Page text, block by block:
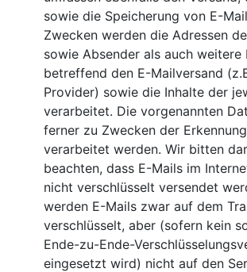
sowie die Speicherung von E-
Zwecken werden die Adressen
sowie Absender als auch weitere
betreffend den E-Mailversand
Provider) sowie die Inhalte der
verarbeitet. Die vorgenannten
ferner zu Zwecken der
verarbeitet werden. Wir bitten
beachten, dass E-Mails im
nicht verschlüsselt versendet
werden E-Mails zwar auf dem
verschlüsselt, aber (sofern kein
Ende-zu-Ende-
eingesetzt wird) nicht auf den